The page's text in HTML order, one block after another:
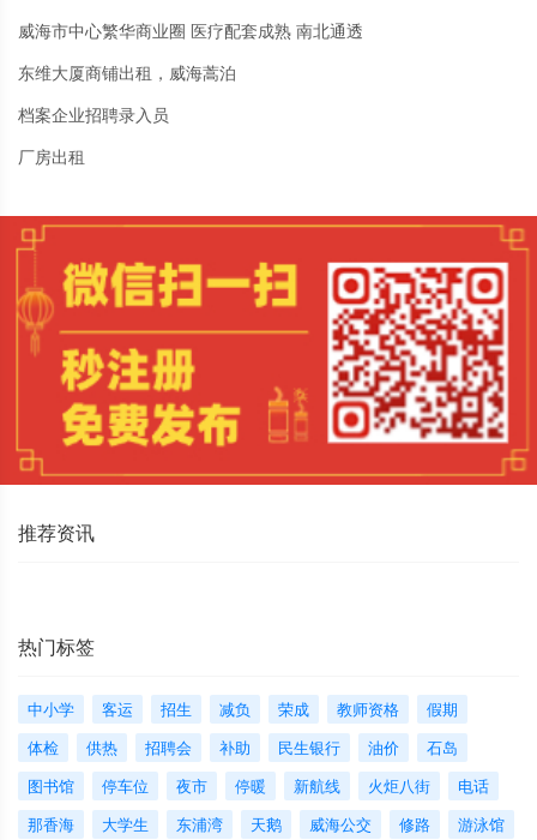
威海市中心繁华商业圈 医疗配套成熟 南北通透
东维大厦商铺出租，威海蒿泊
档案企业招聘录入员
厂房出租
推荐资讯
热门标签
中小学 客运 招生 减负 荣成 教师资格
假期
体检
供热 招聘会 补助 民生银行 油价
石岛
图书馆
停车位 夜市 停暖 新航线 火炬八街
电话
那香海
大学生 东浦湾 天鹅 威海公交 修路 游泳馆